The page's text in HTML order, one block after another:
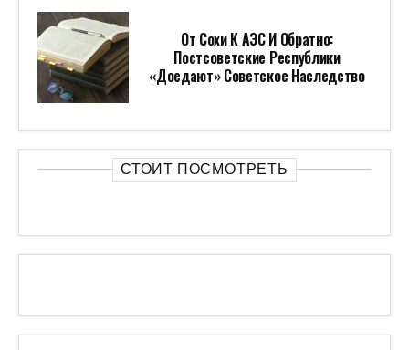
От Сохи К АЭС И Обратно:
Постсоветские Республики
«доедают» Советское Наследство
СТОИТ ПОСМОТРЕТЬ